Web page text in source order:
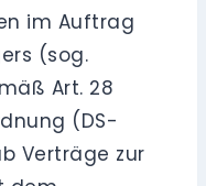
im Auftrag
(sog.
Art. 28
(DS-
Verträge zur